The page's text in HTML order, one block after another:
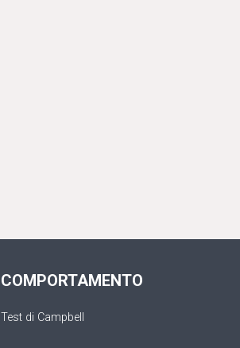
COMPORTAMENTO
Test di Campbell